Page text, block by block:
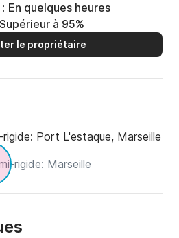
En quelques heures
Supérieur à 95%
le propriétaire
Port L'estaque, Marseille